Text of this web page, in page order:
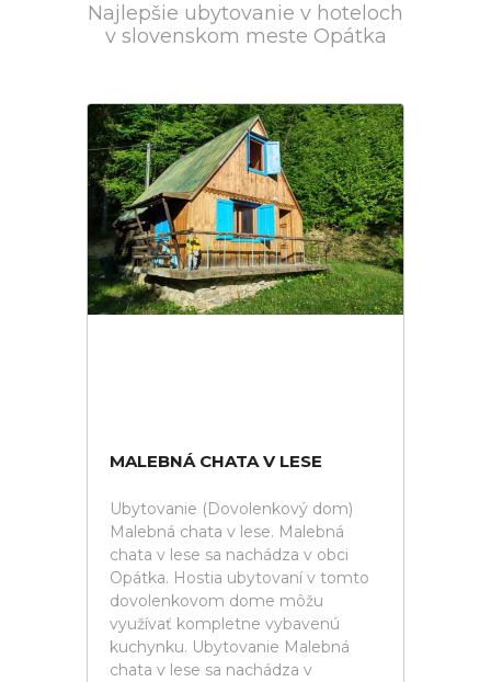
Najlepšie ubytovanie v hoteloch
v slovenskom meste Opátka
MALEBNÁ CHATA V LESE
Ubytovanie (Dovolenkový dom)
Malebná chata v lese. Malebná
chata v lese sa nachádza v obci
Opátka. Hostia ubytovaní v tomto
dovolenkovom dome môžu
využívať kompletne vybavenú
kuchynku. Ubytovanie Malebná
chata v lese sa nachádza v